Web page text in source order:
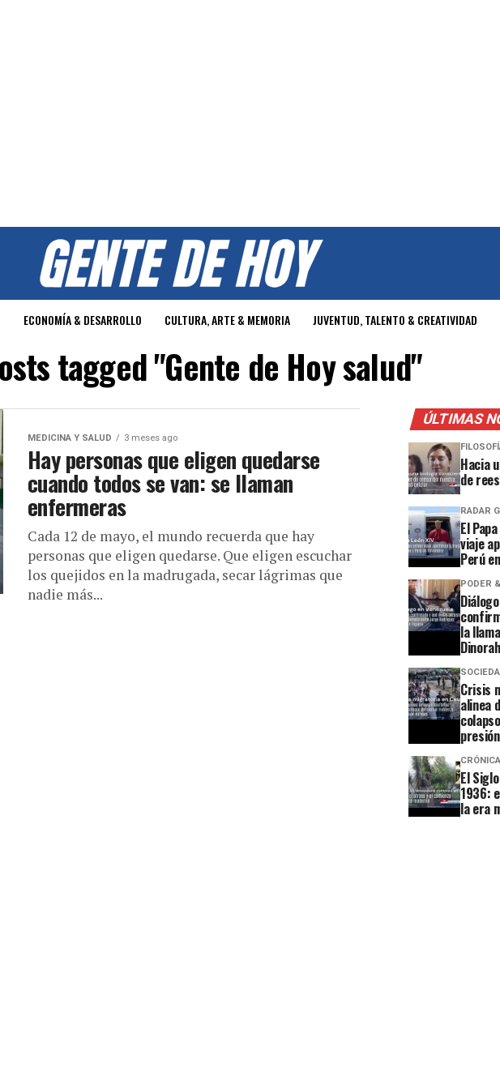
ECONOMÍA & DESARROLLO CULTURA, ARTE & MEMORIA JUVENTUD, TALENTO & CREATIVIDAD
tagged "Gente de Hoy salud"
MEDICINA Y SALUD 3 meses ago
Hay personas que eligen quedarse
cuando todos se van: se llaman
enfermeras
Cada 12 de mayo, el mundo recuerda que hay
personas que eligen quedarse. Que eligen escuchar
los quejidos en la madrugada, secar lágrimas que
nadie más...
ÚLTIMAS
Hacia
de
RADAR
El
viaje
Perú
PODER
la
Crisis
alinea
El
1936:
la era